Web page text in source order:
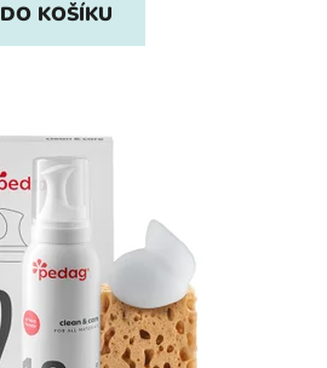
DO KOŠÍKU